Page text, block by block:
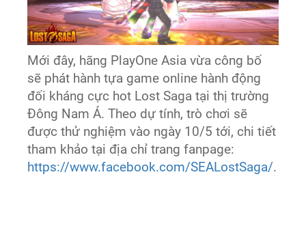
Mới đây, hãng PlayOne Asia vừa công bố
sẽ phát hành tựa game online hành động
đối kháng cực hot Lost Saga tại thị trường
Đông Nam Á. Theo dự tính, trò chơi sẽ
được thử nghiệm vào ngày 10/5 tới, chi tiết
tham khảo tại địa chỉ trang fanpage:
https://www.facebook.com/SEALostSaga/.